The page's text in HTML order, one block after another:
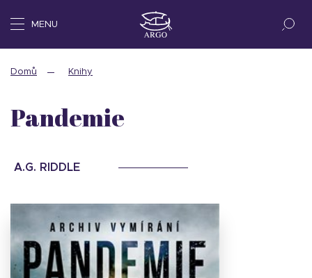
MENU
Domů Knihy
Pandemie
A.G. RIDDLE